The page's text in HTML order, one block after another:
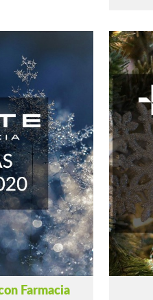
Farmacia